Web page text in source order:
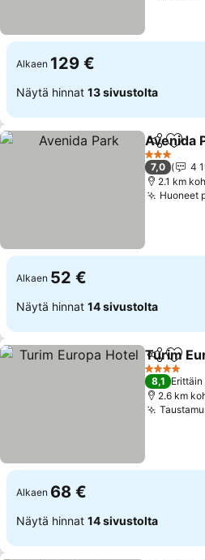
Alkaen 129 €
Näytä hinnat 13 sivustolta
Jaa
Avenida
3
7,0
4
2.1 km
Huoneet
Alkaen 52 €
Näytä hinnat 14 sivustolta
Jaa
Turim
4
8,1
2.6 km
Alkaen 68 €
Näytä hinnat 14 sivustolta